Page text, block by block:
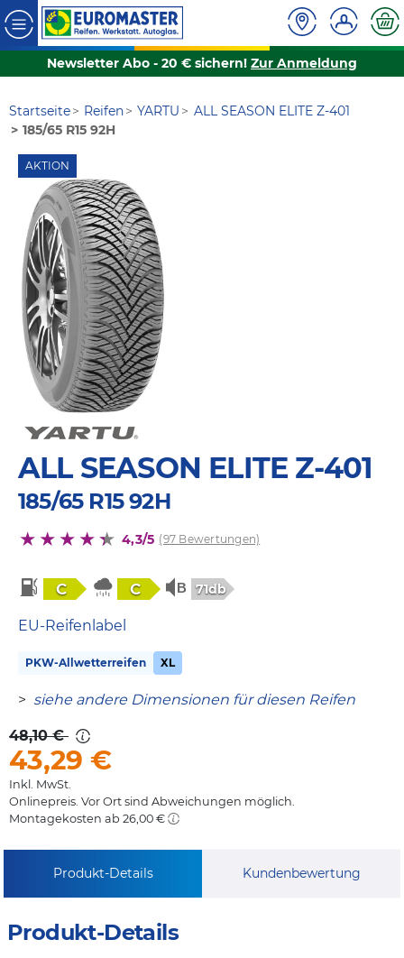
Newsletter Abo - 20 € sichern! Zur Anmeldung
Startseite Reifen YARTU
ALL SEASON ELITE Z-401
185/65 R15 92H
AKTION
ALL SEASON ELITE Z-401
185/65 R15 92H
4,3/5 (97 Bewertungen)
C C 71db
EU-Reifenlabel
PKW-Allwetterreifen XL
> siehe andere Dimensionen für diesen Reifen
48,10 €
43,29 €
Inkl. MwSt.
Onlinepreis. Vor Ort sind Abweichungen möglich.
Montagekosten ab 26,00 €
Produkt-Details Kundenbewertung
Produkt-Details